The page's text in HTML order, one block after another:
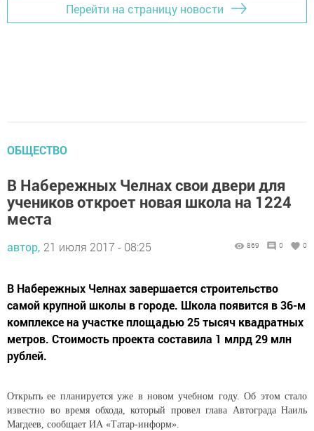
Перейти на страницу новости
ОБЩЕСТВО
В Набережных Челнах свои двери для
учеников откроет новая школа на 1224
места
автор, 21 июля 2017 - 08:25 869 0 0
В Набережных Челнах завершается строительство
самой крупной школы в городе. Школа появится в 36-м
комплексе на участке площадью 25 тысяч квадратных
метров. Стоимость проекта составила 1 млрд 29 млн
рублей.
Открыть ее планируется уже в новом учебном году. Об этом стало
известно во время обхода, который провел глава Автограда Наиль
Магдеев, сообщает ИА «Татар-информ».